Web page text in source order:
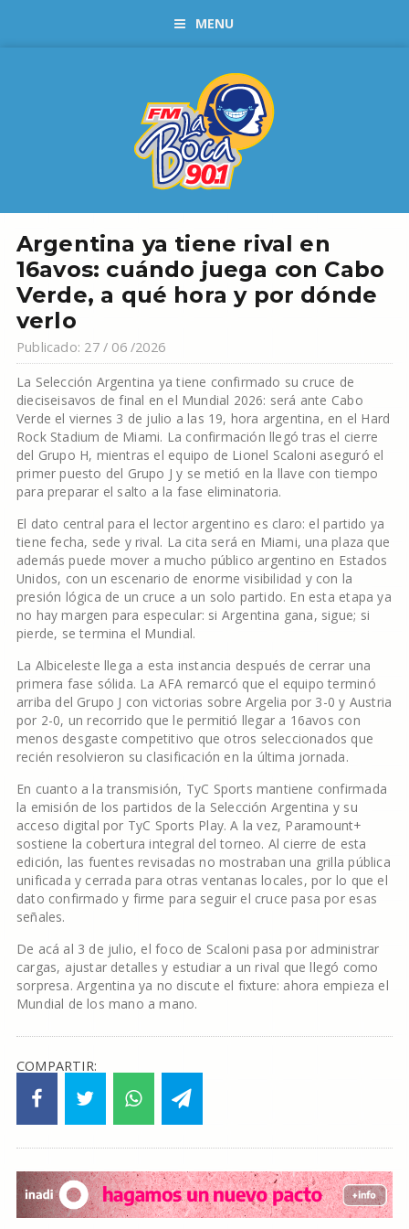
MENU
Argentina ya tiene rival en
16avos: cuándo juega con Cabo
Verde, a qué hora y por dónde
verlo
Publicado: 27 / 06 /2026
La Selección Argentina ya tiene confirmado su cruce de
dieciseisavos de final en el Mundial 2026: será ante Cabo
Verde el viernes 3 de julio a las 19, hora argentina, en el Hard
Rock Stadium de Miami. La confirmación llegó tras el cierre
del Grupo H, mientras el equipo de Lionel Scaloni aseguró el
primer puesto del Grupo J y se metió en la llave con tiempo
para preparar el salto a la fase eliminatoria.
El dato central para el lector argentino es claro: el partido ya
tiene fecha, sede y rival. La cita será en Miami, una plaza que
además puede mover a mucho público argentino en Estados
Unidos, con un escenario de enorme visibilidad y con la
presión lógica de un cruce a un solo partido. En esta etapa ya
no hay margen para especular: si Argentina gana, sigue; si
pierde, se termina el Mundial.
La Albiceleste llega a esta instancia después de cerrar una
primera fase sólida. La AFA remarcó que el equipo terminó
arriba del Grupo J con victorias sobre Argelia por 3-0 y Austria
por 2-0, un recorrido que le permitió llegar a 16avos con
menos desgaste competitivo que otros seleccionados que
recién resolvieron su clasificación en la última jornada.
En cuanto a la transmisión, TyC Sports mantiene confirmada
la emisión de los partidos de la Selección Argentina y su
acceso digital por TyC Sports Play. A la vez, Paramount+
sostiene la cobertura integral del torneo. Al cierre de esta
edición, las fuentes revisadas no mostraban una grilla pública
unificada y cerrada para otras ventanas locales, por lo que el
dato confirmado y firme para seguir el cruce pasa por esas
señales.
De acá al 3 de julio, el foco de Scaloni pasa por administrar
cargas, ajustar detalles y estudiar a un rival que llegó como
sorpresa. Argentina ya no discute el fixture: ahora empieza el
Mundial de los mano a mano.
COMPARTIR: